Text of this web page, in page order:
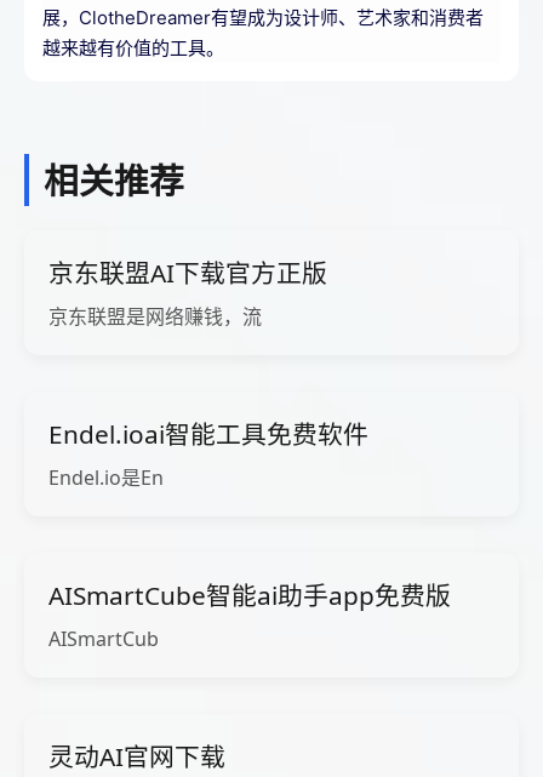
展，ClotheDreamer有望成为设计师、艺术家和消费者
越来越有价值的工具。
相关推荐
京东联盟AI下载官方正版
京东联盟是网络赚钱，流
Endel.ioai智能工具免费软件
Endel.io是En
AISmartCube智能ai助手app免费版
AISmartCub
灵动AI官网下载